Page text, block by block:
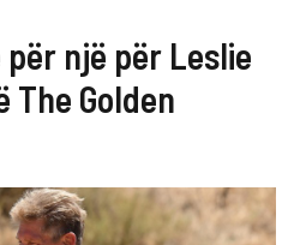
një për Leslie
The Golden